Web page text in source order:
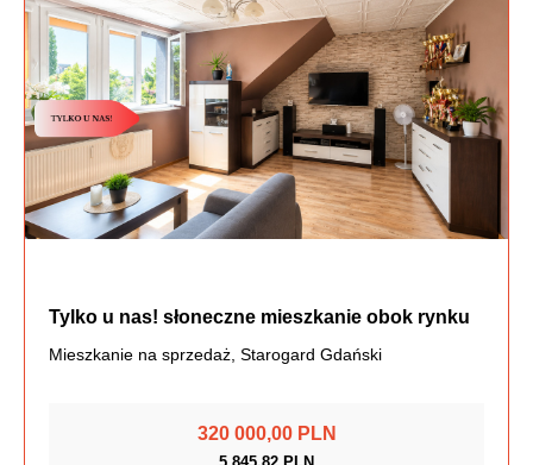
Tylko u nas! słoneczne mieszkanie obok rynku
Mieszkanie na sprzedaż, Starogard Gdański
320 000,00 PLN